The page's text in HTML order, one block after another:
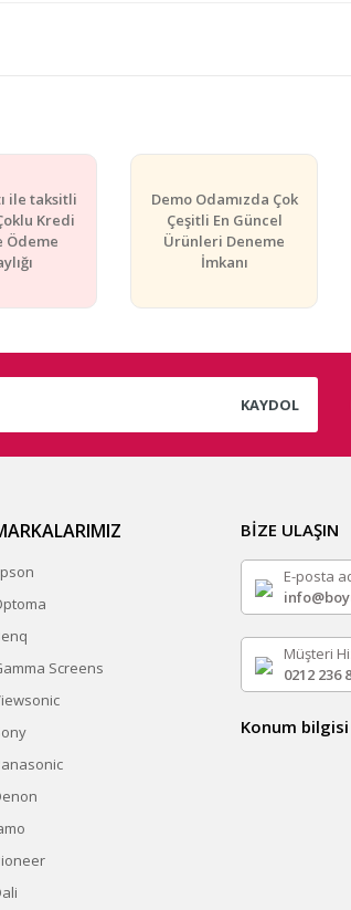
ile taksitli
Kredi
Ödeme
Demo Odamızda Çok
Çeşitli En Güncel
Ürünleri Deneme
İmkanı
KAYDOL
Screens
BİZE ULAŞIN
E-posta
Müşteri
0212 236
Konum bilgisi